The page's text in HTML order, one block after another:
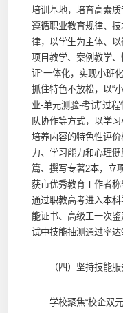
培训基地，培育高素质
遵循职业教育规律、
律，以学生为主体、以
项目教学、案例教学
证”一体化，实现小班
抓住特色不放松，以“
业-单元测验-考试”过
队协作等方式，以学
培养内容的特色性评
力、学习能力和心理
篇、撰写专著2本，立
获市优秀教育工作者
通过职教高考进入本
能证书、高级工一次
试中技能抽测通过率达
（四）坚持技能服
学校聚焦“校企双元”